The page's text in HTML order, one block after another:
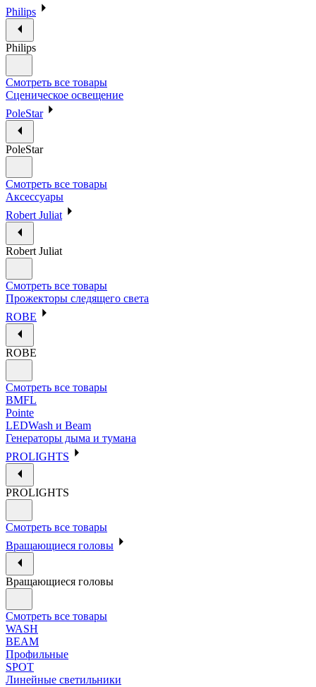
Philips
Philips
Смотреть все товары
Сценическое освещение
PoleStar
PoleStar
Смотреть все товары
Аксессуары
Robert Juliat
Robert Juliat
Смотреть все товары
Прожекторы следящего света
ROBE
ROBE
Смотреть все товары
BMFL
Pointe
LEDWash и Beam
Генераторы дыма и тумана
PROLIGHTS
PROLIGHTS
Смотреть все товары
Вращающиеся головы
Вращающиеся головы
Смотреть все товары
WASH
BEAM
Профильные
SPOT
Линейные светильники